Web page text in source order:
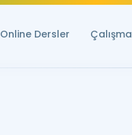
Online Dersler